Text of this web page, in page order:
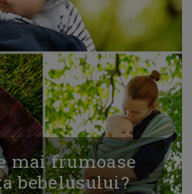
mai frumoase
bebelusului?